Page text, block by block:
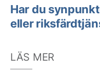
Har du
eller
LÄS MER